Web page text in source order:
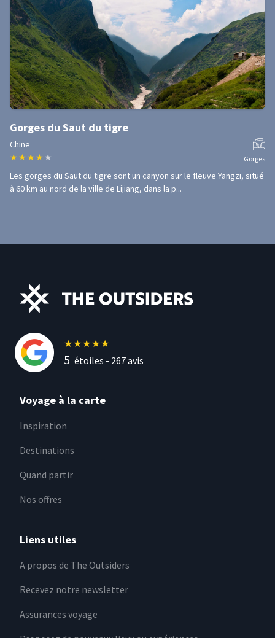
Gorges du Saut du tigre
Chine
★ ★ ★ ★ ★ Gorges
Les gorges du Saut du tigre sont un canyon sur le fleuve Yangzi, situé
à 60 km au nord de la ville de Lijiang, dans la p...
★★★★★
5 étoiles - 267avis
Voyage à la carte
Inspiration
Destinations
Quand partir
Nos offres
Liens utiles
A propos de The Outsiders
Recevez notre newsletter
Assurances voyage